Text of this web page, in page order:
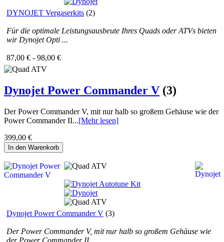
DYNOJET Vergaserkits (2)
Für die optimale Leistungsausbeute Ihres Quads oder ATVs bieten
wir Dynojet Opti ...
87,00 € - 98,00 €
Dynojet Power Commander V (3)
Der Power Commander V, mit nur halb so großem Gehäuse wie der
Power Commander II...[Mehr lesen]
399,00 €
In den Warenkorb
Dynojet Power Commander V (3)
Der Power Commander V, mit nur halb so großem Gehäuse wie
der Power Commander II ...